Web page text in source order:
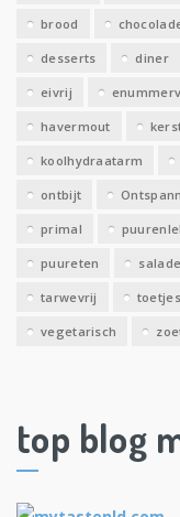
brood
desserts diner
eivrij
havermout
koolhydraatarm
ontbijt
primal
puureten salade
tarwevrij toetjes
vegetarisch
top blog